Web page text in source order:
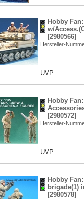
Hobby
w/
[2980566]
Hersteller-
UVP
Hobby
[2980572]
Hersteller-
UVP
Hobby
brigade(1)
[2980578]